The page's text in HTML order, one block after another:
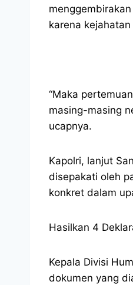
karena
“Maka
masing-masing
ucapnya.
Kapolri, lanjut
disepakati oleh
konkret dalam
Hasilkan 4
Kepala Divisi
dokumen yang